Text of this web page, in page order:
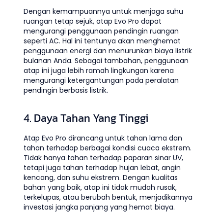
Dengan kemampuannya untuk menjaga suhu
ruangan tetap sejuk, atap Evo Pro dapat
mengurangi penggunaan pendingin ruangan
seperti AC. Hal ini tentunya akan menghemat
penggunaan energi dan menurunkan biaya listrik
bulanan Anda. Sebagai tambahan, penggunaan
atap ini juga lebih ramah lingkungan karena
mengurangi ketergantungan pada peralatan
pendingin berbasis listrik.
4. Daya Tahan Yang Tinggi
Atap Evo Pro dirancang untuk tahan lama dan
tahan terhadap berbagai kondisi cuaca ekstrem.
Tidak hanya tahan terhadap paparan sinar UV,
tetapi juga tahan terhadap hujan lebat, angin
kencang, dan suhu ekstrem. Dengan kualitas
bahan yang baik, atap ini tidak mudah rusak,
terkelupas, atau berubah bentuk, menjadikannya
investasi jangka panjang yang hemat biaya.